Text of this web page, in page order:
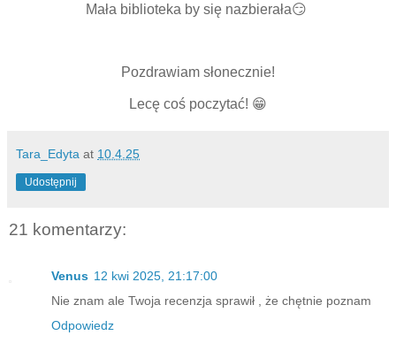
Mała biblioteka by się nazbierała😏
Pozdrawiam słonecznie!
Lecę coś poczytać! 😁
Tara_Edyta at 10.4.25
Udostępnij
21 komentarzy:
Venus 12 kwi 2025, 21:17:00
Nie znam ale Twoja recenzja sprawił , że chętnie poznam
Odpowiedz